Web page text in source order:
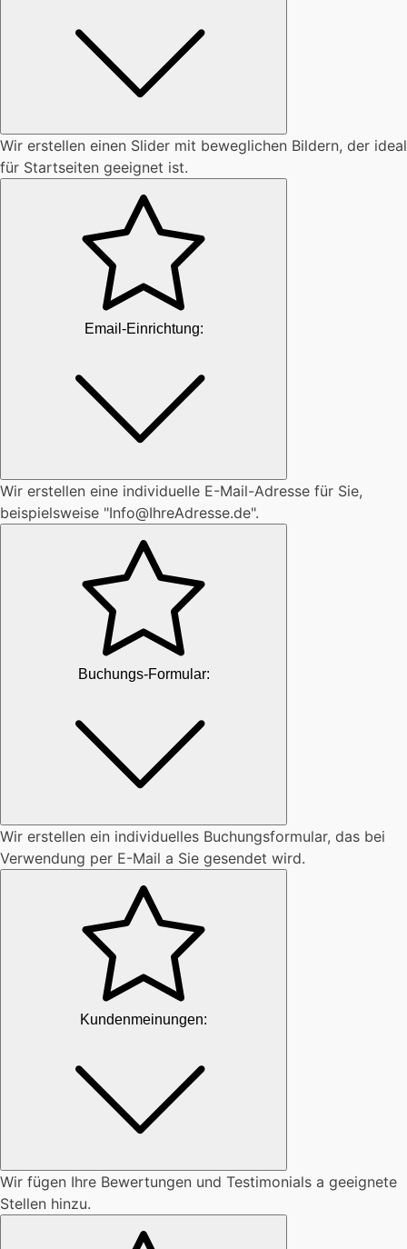
Wir erstellen einen Slider mit beweglichen Bildern, der ideal
für Startseiten geeignet ist.
Email-Einrichtung:
Wir erstellen eine individuelle E-Mail-Adresse für Sie,
beispielsweise "Info@IhreAdresse.de".
Buchungs-Formular:
Wir erstellen ein individuelles Buchungsformular, das bei
Verwendung per E-Mail a Sie gesendet wird.
Kundenmeinungen:
Wir fügen Ihre Bewertungen und Testimonials a geeignete
Stellen hinzu.